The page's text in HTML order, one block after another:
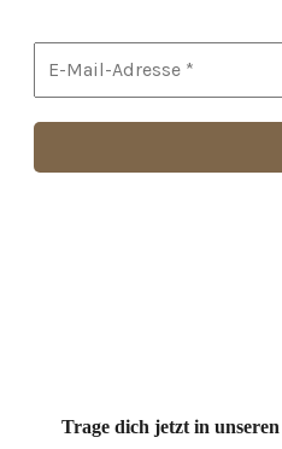
Trage dich jetzt in